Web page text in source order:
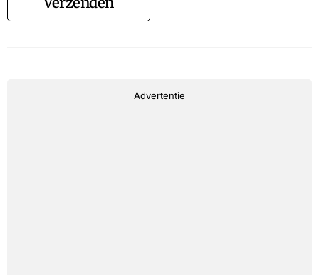
Advertentie